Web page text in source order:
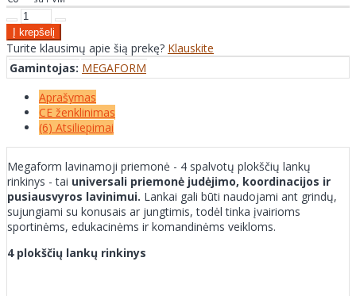
Turite klausimų apie šią prekę? Klauskite
Gamintojas: MEGAFORM
Aprašymas
CE ženklinimas
(6) Atsiliepimai
Megaform lavinamoji priemonė - 4 spalvotų plokščių lankų
rinkinys - tai universali priemonė judėjimo, koordinacijos ir
pusiausvyros lavinimui. Lankai gali būti naudojami ant grindų,
sujungiami su konusais ar jungtimis, todėl tinka įvairioms
sportinėms, edukacinėms ir komandinėms veikloms.
4 plokščių lankų rinkinys